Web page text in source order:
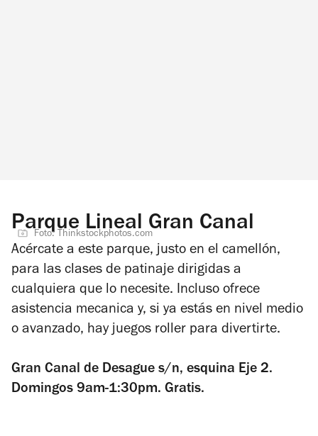
Parque Lineal Gran Canal
Foto: Thinkstockphotos.com
Acércate a este parque, justo en el camellón,
para las clases de patinaje dirigidas a
cualquiera que lo necesite. Incluso ofrece
asistencia mecanica y, si ya estás en nivel medio
o avanzado, hay juegos roller para divertirte.
Gran Canal de Desague s/n, esquina Eje 2.
Domingos 9am-1:30pm. Gratis.